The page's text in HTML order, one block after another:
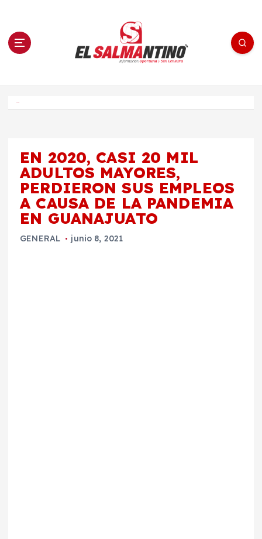
n El Salmantino - medios/noticias/editorial
EN 2020, CASI 20 MIL
ADULTOS MAYORES,
PERDIERON SUS EMPLEOS
A CAUSA DE LA PANDEMIA
EN GUANAJUATO
GENERAL junio 8, 2021